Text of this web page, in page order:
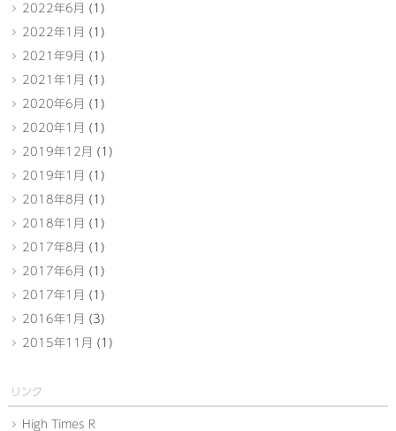
2022年6月 (1)
2022年1月 (1)
2021年9月 (1)
2021年1月 (1)
2020年6月 (1)
2020年1月 (1)
2019年12月 (1)
2019年1月 (1)
2018年8月 (1)
2018年1月 (1)
2017年8月 (1)
2017年6月 (1)
2017年1月 (1)
2016年1月 (3)
2015年11月 (1)
リンク
High Times R